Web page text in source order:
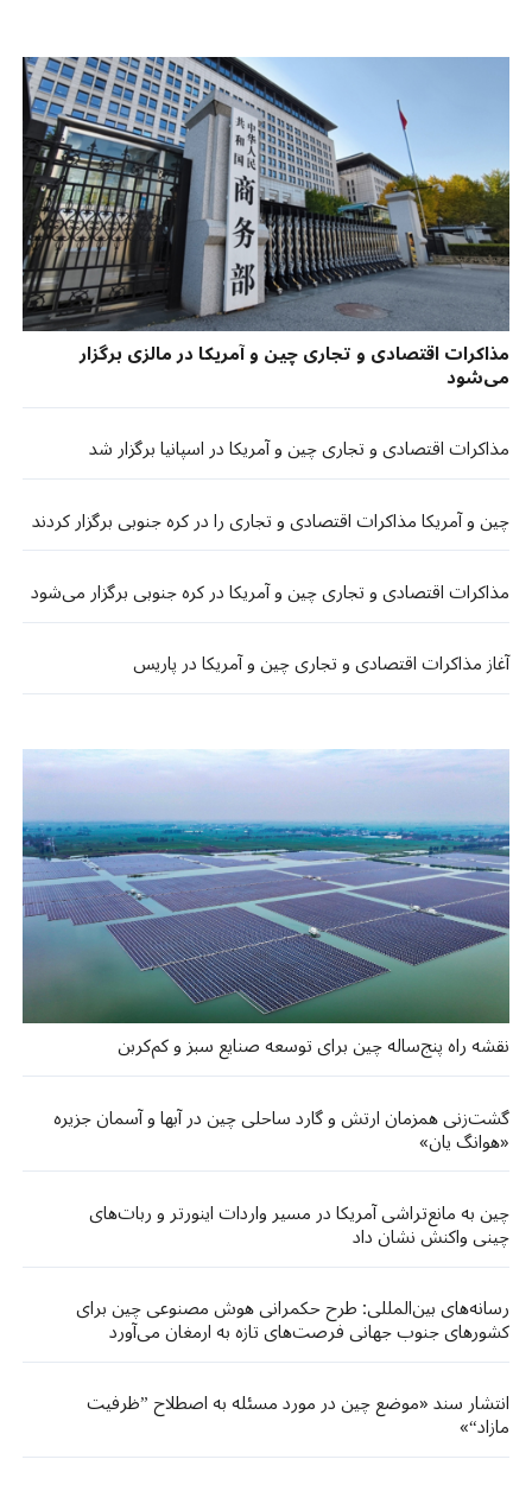
مذاکرات اقتصادی و تجاری چین و آمریکا در مالزی برگزار
می‌شود
مذاکرات اقتصادی و تجاری چین و آمریکا در اسپانیا برگزار شد
چین و آمریکا مذاکرات اقتصادی و تجاری را در کره جنوبی برگزار کردند
مذاکرات اقتصادی و تجاری چین و آمریکا در کره جنوبی برگزار می‌شود
آغاز مذاکرات اقتصادی و تجاری چین و آمریکا در پاریس
نقشه راه پنج‌ساله چین برای توسعه صنایع سبز و کم‌کربن
گشت‌زنی‌ همزمان ارتش و گارد ساحلی چین در آبها و آسمان جزیره
«هوانگ‌ یان»
چین به مانع‌تراشی آمریکا در مسیر واردات اینورتر و ربات‌های
چینی واکنش نشان داد
رسانه‌های بین‌المللی: طرح حکمرانی هوش مصنوعی چین برای
کشورهای جنوب جهانی فرصت‌های تازه‌ به ارمغان می‌آورد
انتشار سند «موضع چین در مورد مسئله به اصطلاح ”ظرفیت
مازاد“»